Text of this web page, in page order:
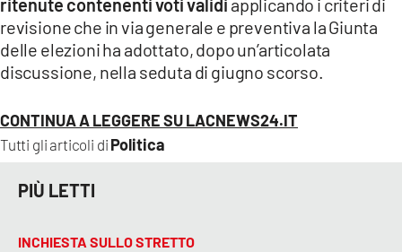
Tutti gli articoli di Politica
revisione che in via generale e preventiva la Giunta
delle elezioni ha adottato, dopo un’articolata
discussione, nella seduta di giugno scorso.
CONTINUA A LEGGERE SU LACNEWS24.IT
PIÙ LETTI
INCHIESTA SULLO STRETTO